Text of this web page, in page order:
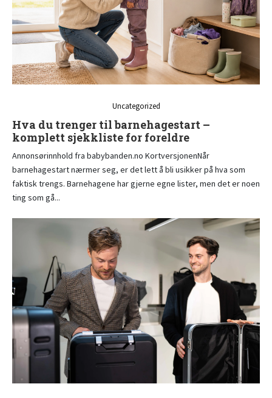
Uncategorized
Hva du trenger til barnehagestart –
komplett sjekkliste for foreldre
Annonsørinnhold fra babybanden.no KortversjonenNår
barnehagestart nærmer seg, er det lett å bli usikker på hva som
faktisk trengs. Barnehagene har gjerne egne lister, men det er noen
ting som gå...